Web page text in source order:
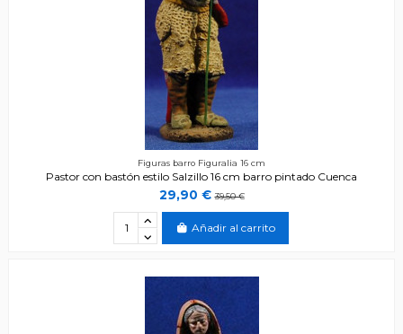
Figuras barro Figuralia 16 cm
Pastor con bastón estilo Salzillo 16 cm barro pintado Cuenca
29,90 €39,50 €
Añadir al carrito